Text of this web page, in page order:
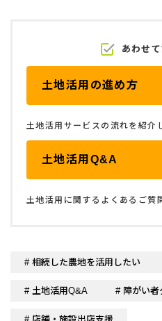
あわせて
土地活用の進め方
土地活用サービスの流れを紹介
土地活用Q&A
土地活用に関するよくあるご質
# 相続した農地を活用したい
# 土地活用Q&A # 障がい者